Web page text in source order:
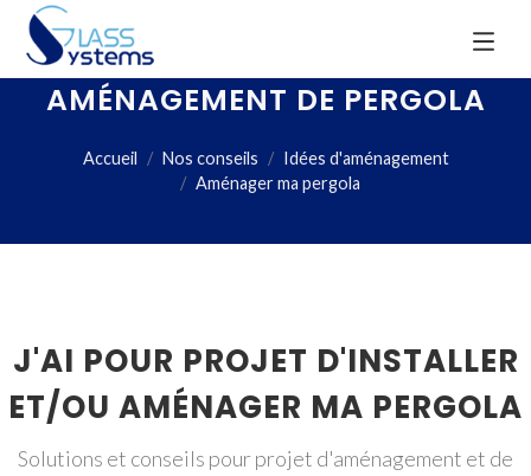
AMÉNAGEMENT DE PERGOLA
Accueil Nos conseils
Idées d'aménagement
Aménager ma pergola
J'AI POUR PROJET D'INSTALLER
ET/OU AMÉNAGER MA PERGOLA
Solutions et conseils pour projet d'aménagement et de